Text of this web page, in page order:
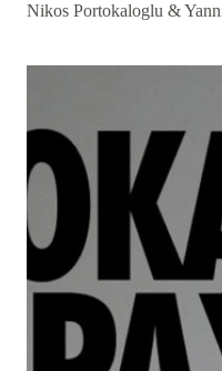
Nikos Portokaloglu &